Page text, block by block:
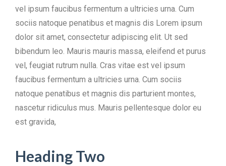
vel ipsum faucibus fermentum a ultricies urna. Cum
sociis natoque penatibus et magnis dis Lorem ipsum
dolor sit amet, consectetur adipiscing elit. Ut sed
bibendum leo. Mauris mauris massa, eleifend et purus
vel, feugiat rutrum nulla. Cras vitae est vel ipsum
faucibus fermentum a ultricies urna. Cum sociis
natoque penatibus et magnis dis parturient montes,
nascetur ridiculus mus. Mauris pellentesque dolor eu
est gravida,
Heading Two